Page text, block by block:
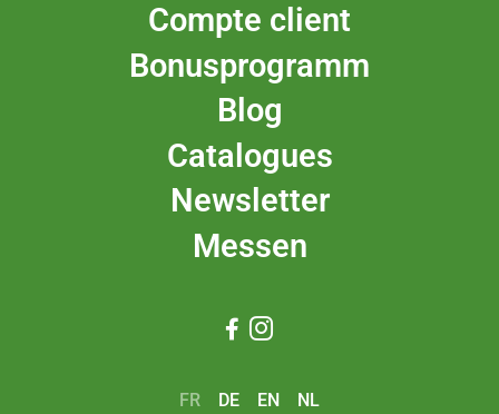
Compte client
Bonusprogramm
Blog
Catalogues
Newsletter
Messen
 
FR DE EN NL